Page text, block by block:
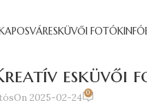
ESKÜVŐI FOTÓKINFÓ
esküvői
On 2025-02-24 0